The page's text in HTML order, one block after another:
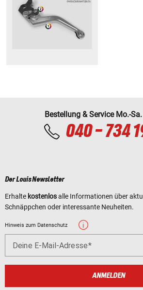
Bestellung & Service Mo.-
040 - 734
Der Louis Newsletter
Erhalte kostenlosalle Informationen über
Schnäppchen oder interessante Neuheiten.
Hinweis zum Datenschutz
Deine E-Mail-Adresse
ANMELDEN